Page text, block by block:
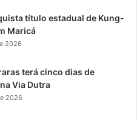
título estadual de Kung-
Maricá
2026
terá cinco dias de
Via Dutra
2026